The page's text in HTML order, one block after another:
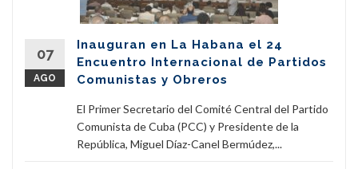
07
AGO
Inauguran en La Habana el 24
Encuentro Internacional de Partidos
Comunistas y Obreros
El Primer Secretario del Comité Central del Partido
Comunista de Cuba (PCC) y Presidente de la
República, Miguel Díaz-Canel Bermúdez,...